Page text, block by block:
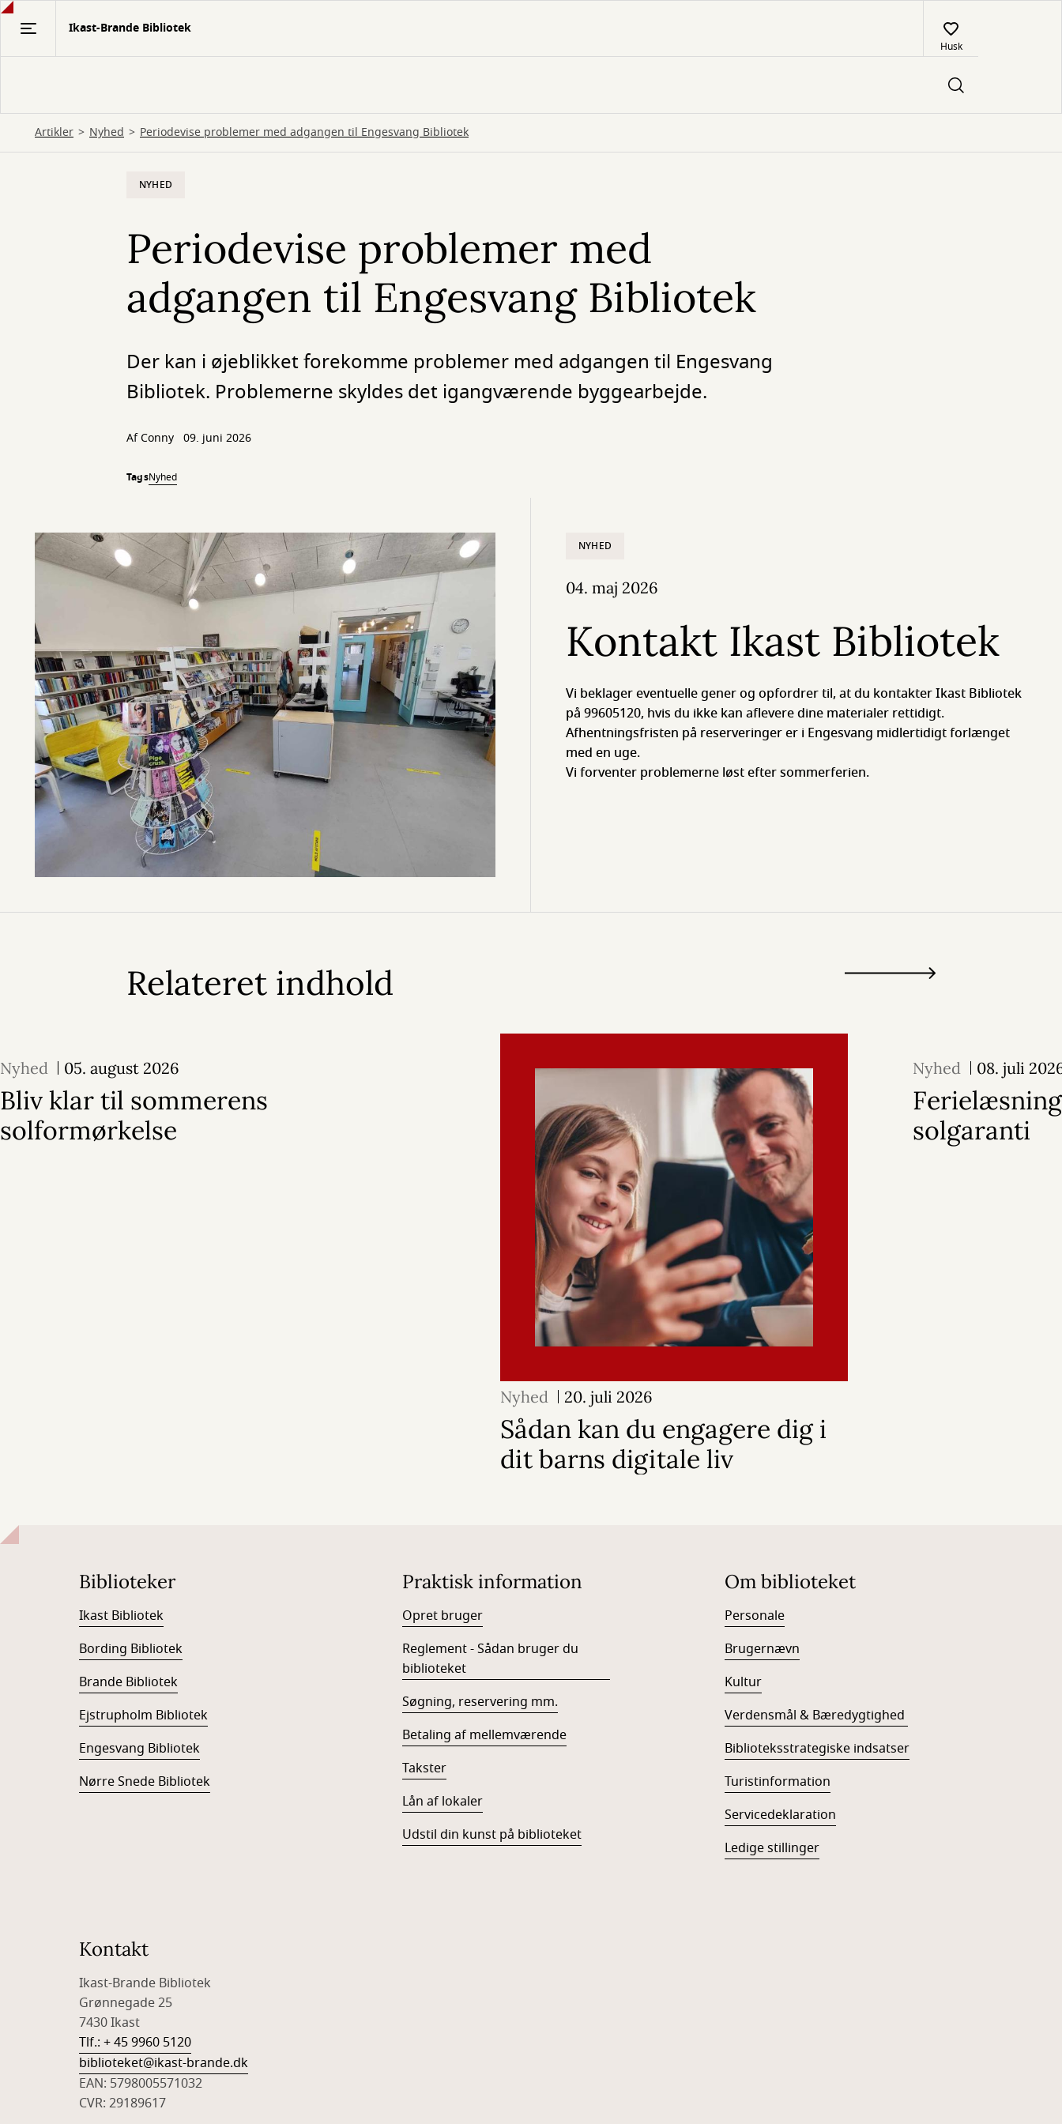
Gå
Ikast-Brande Bibliotek
Husk
Artikler Nyhed Periodevise problemer med adgangen til Engesvang Bibliotek
NYHED
Periodevise problemer med
adgangen til Engesvang Bibliotek
Der kan i øjeblikket forekomme problemer med adgangen til Engesvang
Bibliotek. Problemerne skyldes det igangværende byggearbejde.
AfConny 09. juni 2026
TagsNyhed
NYHED
04. maj 2026
Kontakt Ikast Bibliotek
Vi beklager eventuelle gener og opfordrer til, at du kontakter Ikast Bibliotek
på 99605120, hvis du ikke kan aflevere dine materialer rettidigt.
Afhentningsfristen på reserveringer er i Engesvang midlertidigt forlænget
med en uge.
Vi forventer problemerne løst efter sommerferien.
Relateret indhold
Nyhed 05. august 2026
Bliv klar til sommerens
solformørkelse
Nyhed 20. juli 2026
Sådan kan du engagere dig i
dit barns digitale liv
Nyhed 08. juli
solgaranti
Biblioteker
Ikast Bibliotek
Bording Bibliotek
Brande Bibliotek
Ejstrupholm Bibliotek
Engesvang Bibliotek
Nørre Snede Bibliotek
Praktisk information
Opret bruger
Reglement - Sådan bruger du
biblioteket
Søgning, reservering mm.
Betaling af mellemværende
Takster
Lån af lokaler
Udstil din kunst på biblioteket
Om biblioteket
Personale
Brugernævn
Kultur
Verdensmål & Bæredygtighed
Biblioteksstrategiske indsatser
Turistinformation
Servicedeklaration
Ledige stillinger
Kontakt
Ikast-Brande Bibliotek
Grønnegade 25
7430 Ikast
Tlf.: + 45 9960 5120
biblioteket@ikast-brande.dk
EAN: 5798005571032
CVR: 29189617